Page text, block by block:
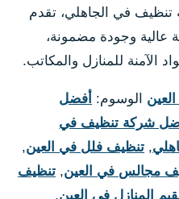
في الجاهلي، تقدم
عالية وجودة مضمونة،
الآمنة للمنازل والمكاتب.
الوسوم: أفضل
شركة تنظيف في
, تنظيف فلل في العين,
مجالس في العين, تنظيف
المنازل في العين,